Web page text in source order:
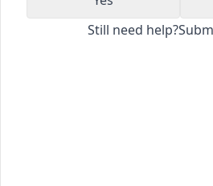
Still need help?